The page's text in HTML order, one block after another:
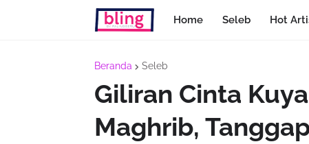
Home Seleb Hot
Beranda Seleb
Giliran Cinta
Maghrib,